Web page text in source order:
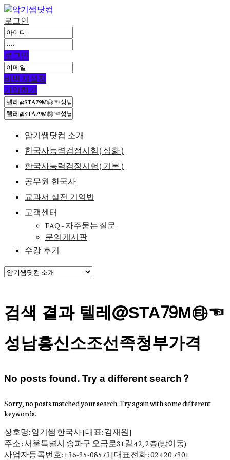
로그인
로그인
비번 재설정
가입하기
암기쌤닷컴 소개
한국사능력검정시험(심화)
한국사능력검정시험(기본)
공무원 한국사
교과서 실전 기억법
고객센터
FAQ – 자주묻는 질문
문의 게시판
수강 후기
검색 결과 텔레@STA79M㉹☜
성남흥신소조선족청부가격
No posts found. Try a different search?
Sorry, no posts matched your search. Try again with some different
keywords.
상호명: 암기쌤 한국사 | 대표: 김재원 |
주소 : 서울특별시 송파구 오금로31길 42, 2층(방이동)
사업자등록번호: 136-95-08573 | 대표전화 : 02 420 7901